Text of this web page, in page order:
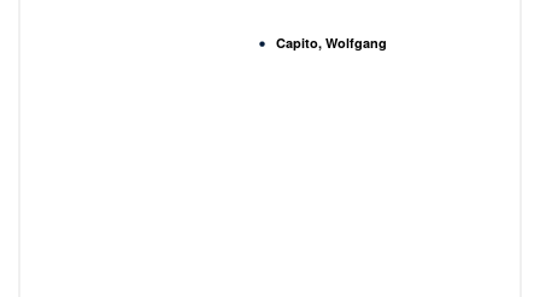
Capito, Wolfgang